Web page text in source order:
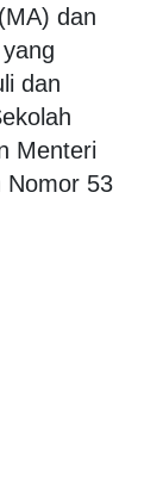
dan
dan
Menteri
Nomor 53